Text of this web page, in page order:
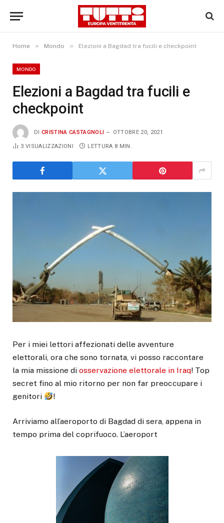
Home » Mondo » Elezioni a Bagdad tra fucili e checkpoint
MONDO
Elezioni a Bagdad tra fucili e
checkpoint
DI CRISTINA CASTAGNOLI OTTOBRE 20, 2021
3VISUALIZZAZIONI LETTURA 8 MIN.
Per i miei lettori affezionati delle avventure
elettorali, ora che sono tornata, vi posso raccontare
la mia missione di osservazione elettorale in Iraq! Top
secret fino al mio ritorno per non far preoccupare i
genitori
!
Arriviamo all’aeroporto di Bagdad di sera, appena in
tempo prima del coprifuoco. L’aeroport